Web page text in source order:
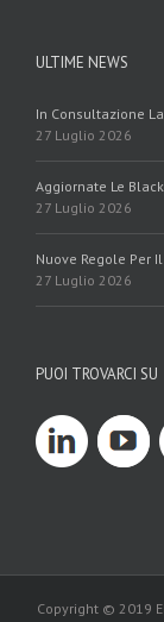
ULTIME NEWS
In Consultazione
27 Luglio 2026
Aggiornate Le Black
27 Luglio 2026
Nuove Regole Per
27 Luglio 2026
PUOI TROVARCI SU
Copyright © 2019